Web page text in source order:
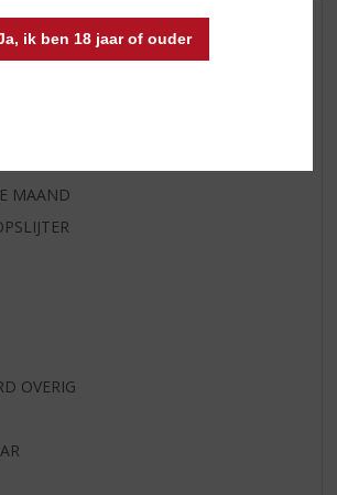
ik ben 18 jaar of ouder
MAAND
MAAND
OVERIG